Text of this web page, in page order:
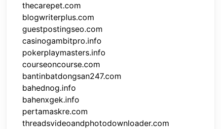
thecarepet.com
blogwriterplus.com
guestpostingseo.com
casinogambitpro.info
pokerplaymasters.info
courseoncourse.com
bantinbatdongsan247.com
bahednog.info
bahenxgek.info
pertamaskre.com
threadsvideoandphotodownloader.com